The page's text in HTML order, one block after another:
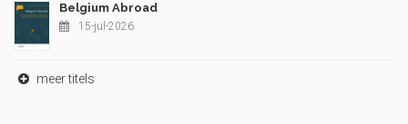
Belgium Abroad
15-jul-2026
meer titels